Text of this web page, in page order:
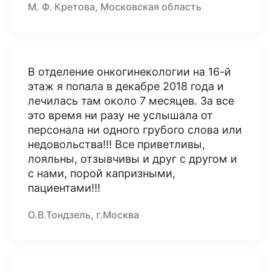
М. Ф. Кретова, Московская область
В отделение онкогинекологии на 16-й
этаж я попала в декабре 2018 года и
лечилась там около 7 месяцев. За все
это время ни разу не услышала от
персонала ни одного грубого слова или
недовольства!!! Все приветливы,
лояльны, отзывчивы и друг с другом и
с нами, порой капризными,
пациентами!!!
О.В.Тондзель, г.Москва